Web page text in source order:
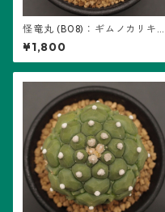
怪竜丸 (B08)：ギムノカリキ
ウム属 ※実生
¥1,800